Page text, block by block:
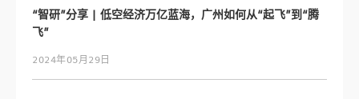
“智研”分享 | 低空经济万亿蓝海，广州如何从“起飞”到“腾
飞”
2024年05月29日